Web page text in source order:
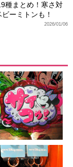
種まとめ！寒さ対
ーミトンも！
2026/01/06